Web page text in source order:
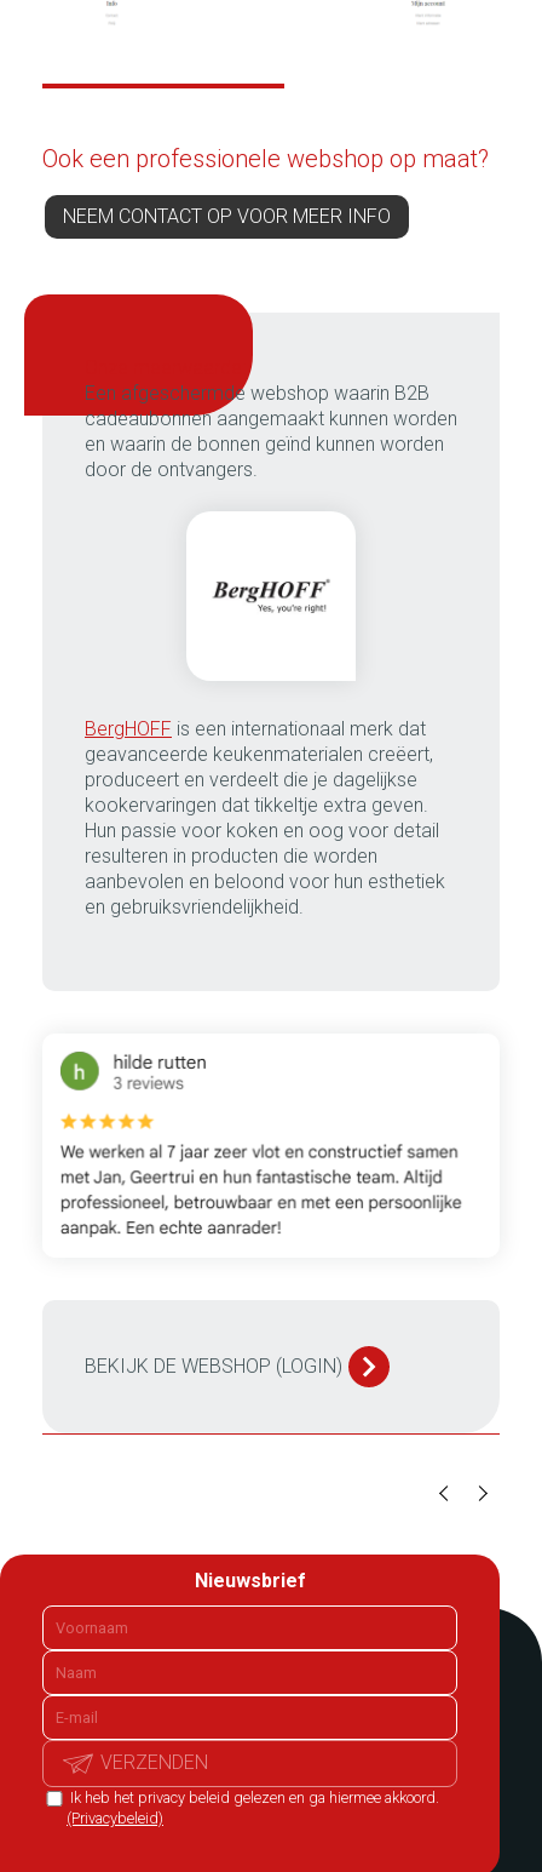
Een afgeschermde webshop waarin B2B
cadeaubonnen aangemaakt kunnen worden
en waarin de bonnen geïnd kunnen worden
door de ontvangers.
BergHOFF is een internationaal merk dat
geavanceerde keukenmaterialen creëert,
produceert en verdeelt die je dagelijkse
kookervaringen dat tikkeltje extra geven.
Hun passie voor koken en oog voor detail
resulteren in producten die worden
aanbevolen en beloond voor hun esthetiek
en gebruiksvriendelijkheid.
BEKIJK DE WEBSHOP (LOGIN)
Ook een professionele webshop op maat?
NEEM CONTACT OP VOOR MEER INFO
Nieuwsbrief
Ik heb het privacy beleid gelezen en ga hiermee akkoord.
(Privacybeleid)
VERZENDEN